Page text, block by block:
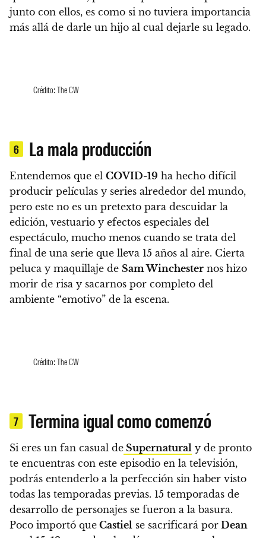
junto con ellos, es como si no tuviera importancia
más allá de darle un hijo al cual dejarle su legado.
Crédito: The CW
6 La mala producción
Entendemos que el COVID-19 ha hecho difícil
producir películas y series alrededor del mundo,
pero este no es un pretexto para descuidar la
edición, vestuario y efectos especiales del
espectáculo, mucho menos cuando se trata del
final de una serie que lleva 15 años al aire. Cierta
peluca y maquillaje de Sam Winchester nos hizo
morir de risa y sacarnos por completo del
ambiente “emotivo” de la escena.
Crédito: The CW
7 Termina igual como comenzó
Si eres un fan casual de Supernatural y de pronto
te encuentras con este episodio en la televisión,
podrás entenderlo a la perfección sin haber visto
todas las temporadas previas. 15 temporadas de
desarrollo de personajes se fueron a la basura.
Poco importó que Castiel se sacrificará por Dean